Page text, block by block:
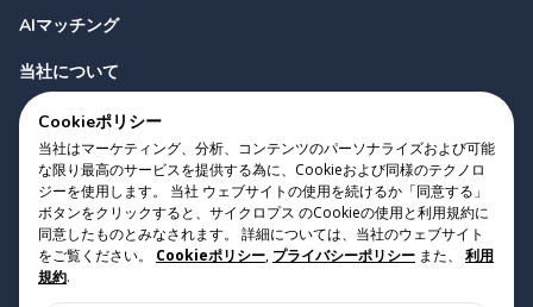
AIマッチング
当社について
お問い合わせ
Copyright 2023 Cyclopes® • v0.31.0
Cookieポリシー
当社はマーケティング、分析、コンテンツのパーソナライズおよび可能
な限り最高のサービスを提供する為に、Cookieおよび同様のテクノロ
ジーを使用します。 当社 ウェブサイトの使用を続けるか「同意する」
ボタンをクリックすると、サイクロプス のCookieの使用と利用規約に
同意したものとみなされます。 詳細については、当社のウェブサイト
をご覧ください。
Cookieポリシー, プライバシーポリシー また、
利用
規約.